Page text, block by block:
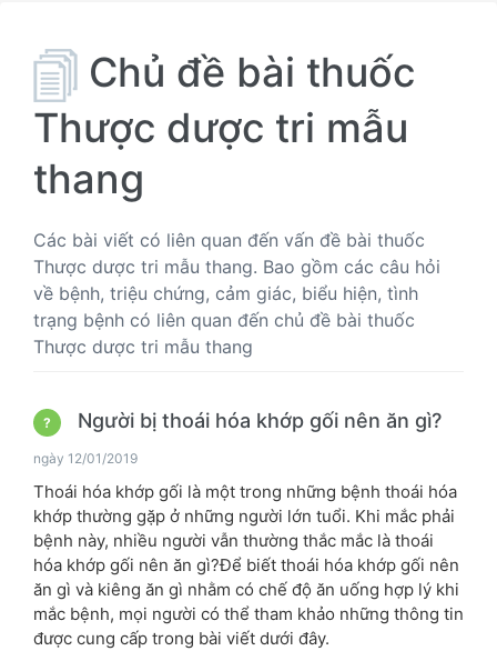
Chủ đề bài thuốc
Thược dược tri mẫu
thang
Các bài viết có liên quan đến vấn đề bài thuốc
Thược dược tri mẫu thang. Bao gồm các câu hỏi
về bệnh, triệu chứng, cảm giác, biểu hiện, tình
trạng bệnh có liên quan đến chủ đề bài thuốc
Thược dược tri mẫu thang
? Người bị thoái hóa khớp gối nên ăn gì?
ngày 12/01/2019
Thoái hóa khớp gối là một trong những bệnh thoái hóa
khớp thường gặp ở những người lớn tuổi. Khi mắc phải
bệnh này, nhiều người vẫn thường thắc mắc là thoái
hóa khớp gối nên ăn gì?Để biết thoái hóa khớp gối nên
ăn gì và kiêng ăn gì nhằm có chế độ ăn uống hợp lý khi
mắc bệnh, mọi người có thể tham khảo những thông tin
được cung cấp trong bài viết dưới đây.